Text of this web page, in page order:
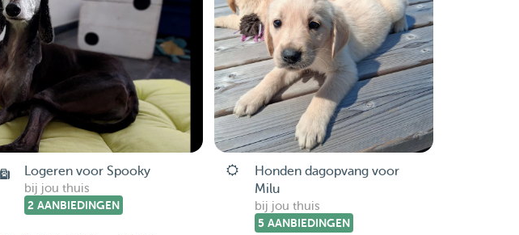
Logeren voor Spooky
bij jou thuis
2 AANBIEDINGEN
Honden dagopvang voor
Milu
bij jou thuis
5 AANBIEDINGEN